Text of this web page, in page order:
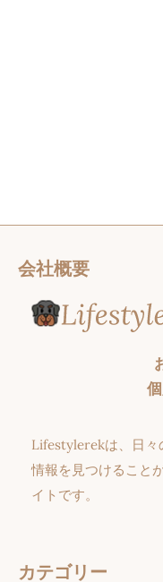
会社概要
Lifestylerekは、日々
情報を見つけること
イトです。
カテゴリー